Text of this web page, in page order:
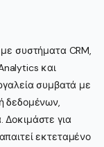
συστήματα CRM,
και
συμβατά με
δεδομένων,
Δοκιμάστε για
εκτεταμένο